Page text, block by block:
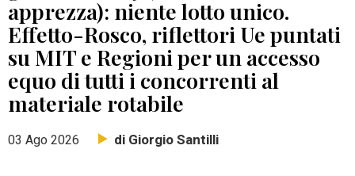
apprezza): niente lotto unico.
Effetto-Rosco, riflettori Ue puntati
su MIT e Regioni per un accesso
equo di tutti i concorrenti al
materiale rotabile
03 Ago 2026 di Giorgio Santilli